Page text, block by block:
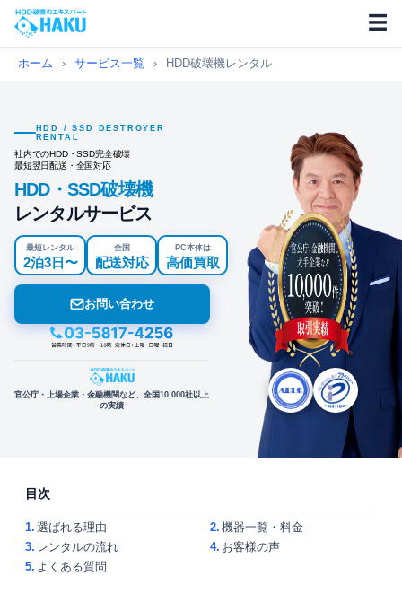
☰
ホーム › サービス一覧 › HDD破壊機レンタル
HDD / SSD DESTROYER
RENTAL
社内でのHDD・SSD完全破壊
最短翌日配送・全国対応
HDD・SSD破壊機
レンタルサービス
最短レンタル
2泊3日〜
全国
配送対応
PC本体は
高価買取
お問い合わせ
官公庁・上場企業・金融機関など、全国10,000社以上
の実績
目次
1. 選ばれる理由 2. 機器一覧・料金
3. レンタルの流れ 4. お客様の声
5. よくある質問